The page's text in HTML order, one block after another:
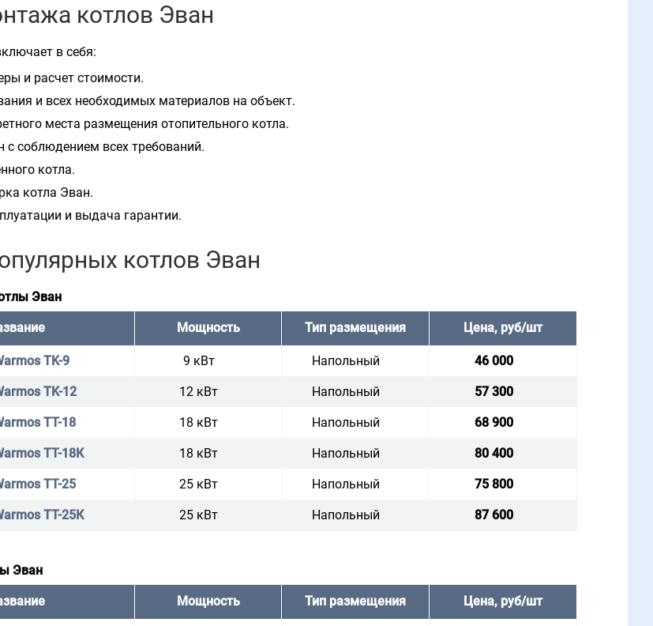
котлов Эван
в себя:
и расчет стоимости.
и всех необходимых материалов на объект.
места размещения отопительного котла.
с соблюдением всех требований.
котла.
котла Эван.
и выдача гарантии.
котлов Эван
Эван
Мощность Тип размещения Цена, руб/шт
TK-9 9 кВт Напольный 46 000
TK-12 12 кВт Напольный 57 300
TT-18 18 кВт Напольный 68 900
TT-18К 18 кВт Напольный 80 400
TT-25 25 кВт Напольный 75 800
TT-25К 25 кВт Напольный 87 600
Эван
Мощность Тип размещения Цена, руб/шт